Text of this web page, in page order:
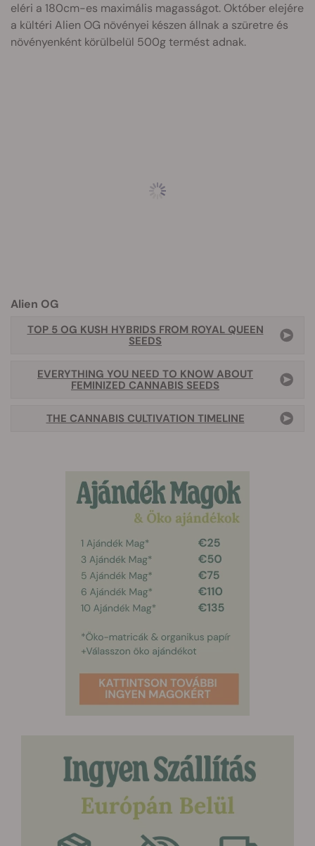
eléri a 180cm-es maximális magasságot. Október elejére
a kültéri Alien OG növényei készen állnak a szüretre és
növényenként körülbelül 500g termést adnak.
Alien OG
TOP 5 OG KUSH HYBRIDS FROM ROYAL QUEEN
SEEDS
EVERYTHING YOU NEED TO KNOW ABOUT
FEMINIZED CANNABIS SEEDS
THE CANNABIS CULTIVATION TIMELINE